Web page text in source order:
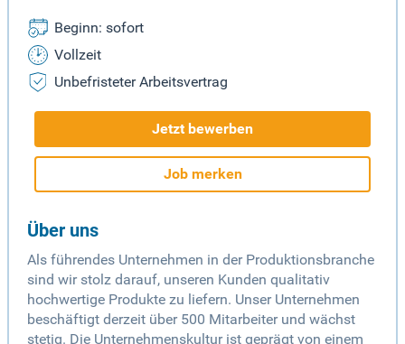
Beginn: sofort
Vollzeit
Unbefristeter Arbeitsvertrag
Jetzt bewerben
Job merken
Über uns
Als führendes Unternehmen in der Produktionsbranche
sind wir stolz darauf, unseren Kunden qualitativ
hochwertige Produkte zu liefern. Unser Unternehmen
beschäftigt derzeit über 500 Mitarbeiter und wächst
stetig. Die Unternehmenskultur ist geprägt von einem